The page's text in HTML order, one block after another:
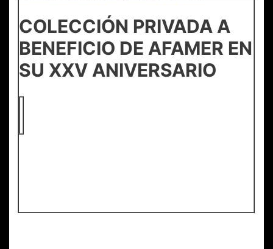
COLECCIÓN PRIVADA A
BENEFICIO DE AFAMER EN
SU XXV ANIVERSARIO